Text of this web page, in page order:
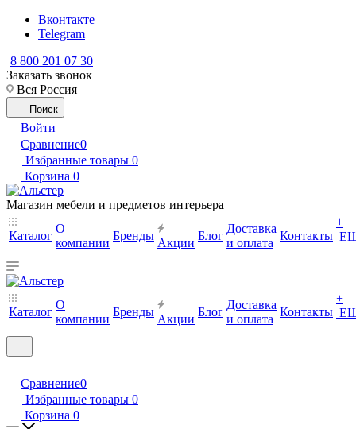
Вконтакте
Telegram
8 800 201 07 30
Заказать звонок
Вся Россия
Поиск
Войти
Сравнение0
Избранные товары 0
Корзина 0
Магазин мебели и предметов интерьера
Каталог
О
компании
Бренды
Акции
Блог
Доставка
и оплата
Контакты
+
Каталог
О
компании
Бренды
Акции
Блог
Доставка
и оплата
Контакты
+
Сравнение0
Избранные товары 0
Корзина 0